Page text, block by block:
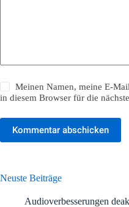
Meinen Namen, meine E-
in diesem Browser für die
Kommentar abschicken
Neuste Beiträge
Audioverbesserungen